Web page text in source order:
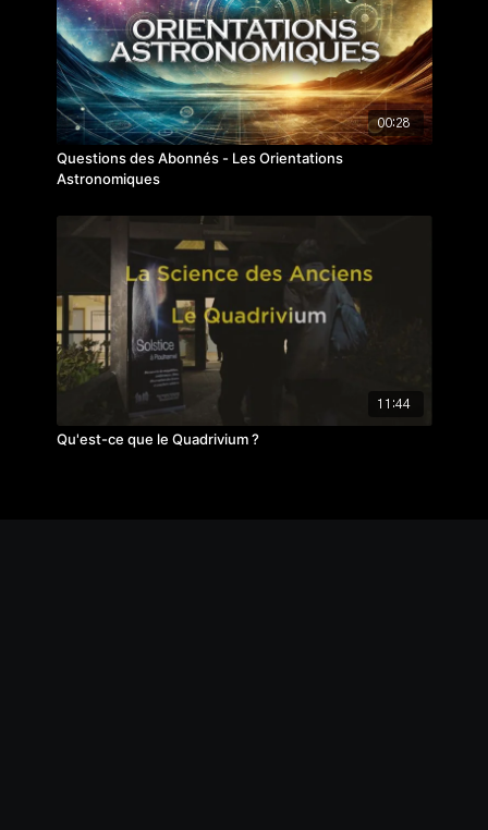
00:28
Questions des Abonnés - Les Orientations
Astronomiques
11:44
Qu'est-ce que le Quadrivium ?